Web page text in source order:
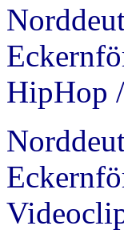
HipHop